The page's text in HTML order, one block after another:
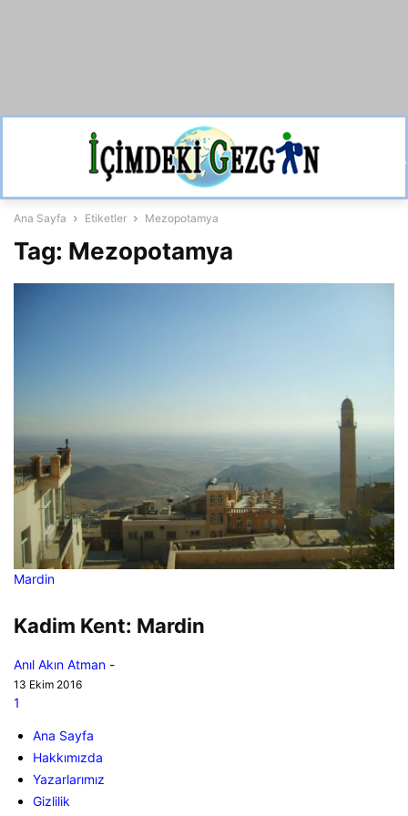
Ana Sayfa Etiketler Mezopotamya
Tag: Mezopotamya
Mardin
Kadim Kent: Mardin
Anıl Akın Atman -
13 Ekim 2016
1
Ana Sayfa
Hakkımızda
Yazarlarımız
Gizlilik